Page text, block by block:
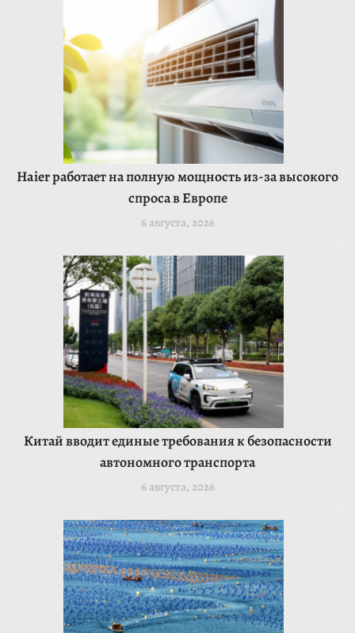
Haier работает на полную мощность из-за высокого
спроса в Европе
6 августа, 2026
Китай вводит единые требования к безопасности
автономного транспорта
6 августа, 2026